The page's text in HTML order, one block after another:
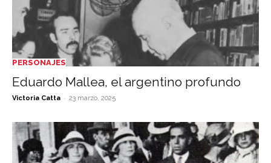
PERSONAJES
Eduardo Mallea, el argentino profundo
Victoria Catta - 23 marzo, 2025